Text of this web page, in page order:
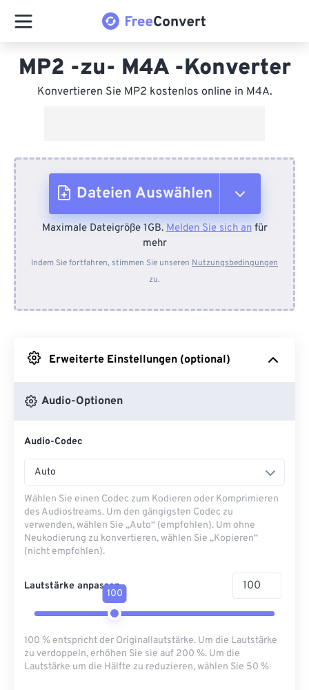
MP2 -zu- M4A -Konverter
Konvertieren Sie MP2 kostenlos online in M4A.
Dateien Auswählen
Vom Gerät
Von Dropbox
Maximale Dateigröße 1GB.Melden Sie sich anfür
mehr
Indem Sie fortfahren, stimmen Sie unseren Nutzungsbedingungen
zu.
Erweiterte Einstellungen (optional)
Audio-Optionen
Audio-Codec
Auto
Wählen Sie einen Codec zum Kodieren oder Komprimieren
des Audiostreams. Um den gängigsten Codec zu
verwenden, wählen Sie „Auto“ (empfohlen). Um ohne
Neukodierung zu konvertieren, wählen Sie „Kopieren“
(nicht empfohlen).
Lautstärke anpassen
100
100 % entspricht der Originallautstärke. Um die Lautstärke
zu verdoppeln, erhöhen Sie sie auf 200 %. Um die
Lautstärke um die Hälfte zu reduzieren, wählen Sie 50 %